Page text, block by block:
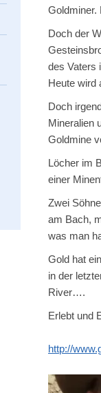
Goldminer.
Doch der
des Vaters
Heute wird
Doch
Mineralien
Goldmine
Löcher im
einer
Zwei
am Bach,
was man
Gold hat
in der
River….
Erlebt und
http://